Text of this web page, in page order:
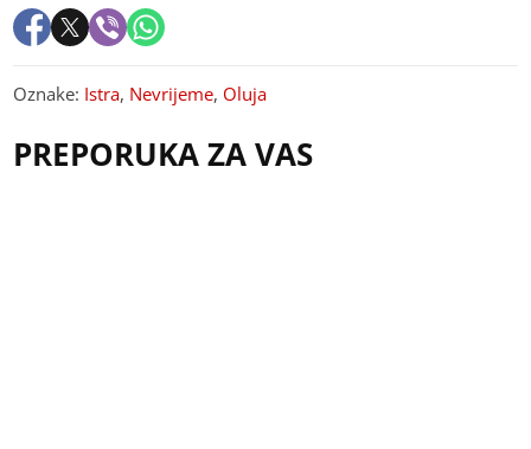
Oznake: Istra, Nevrijeme, Oluja
PREPORUKA ZA VAS